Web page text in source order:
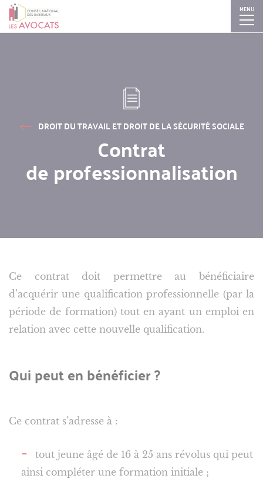
MENU
DROIT DU TRAVAIL ET DROIT DE LA SÉCURITÉ SOCIALE
Contrat
de professionnalisation
Ce contrat doit permettre au bénéficiaire
d’acquérir une qualification professionnelle (par la
période de formation) tout en ayant un emploi en
relation avec cette nouvelle qualification.
Qui peut en bénéficier ?
Ce contrat s’adresse à :
tout jeune âgé de 16 à 25 ans révolus qui peut
ainsi compléter une formation initiale ;